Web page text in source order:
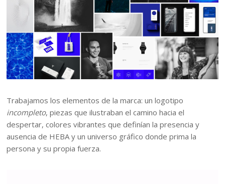
Trabajamos los elementos de la marca: un logotipo
incompleto, piezas que ilustraban el camino hacia el
despertar, colores vibrantes que definían la presencia y
ausencia de HEBA y un universo gráfico donde prima la
persona y su propia fuerza.